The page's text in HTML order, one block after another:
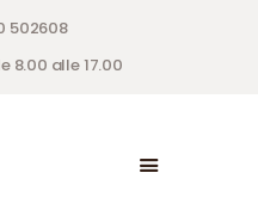
502608
8.00 alle 17.00